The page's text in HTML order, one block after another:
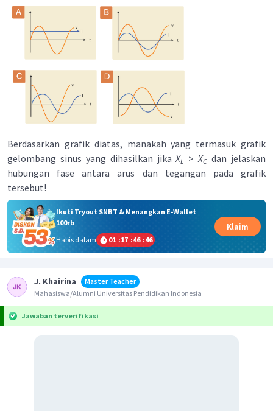
Berdasarkan grafik diatas, manakah yang termasuk grafik
gelombang sinus yang dihasilkan jikaXL > XC dan jelaskan
hubungan fase antara arus dan tegangan pada grafik
tersebut!
Ikuti Tryout SNBT & Menangkan E-Wallet
100rb
Habis dalam
01 :17 :46 :46
Klaim
J. Khairina
Master Teacher
Mahasiswa/Alumni Universitas Pendidikan Indonesia
Jawaban terverifikasi